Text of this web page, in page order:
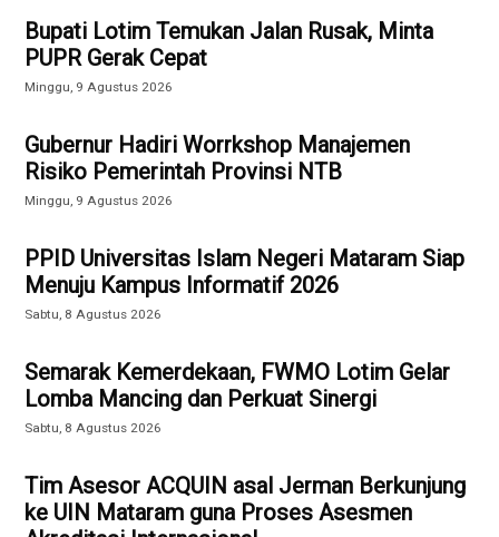
Bupati Lotim Temukan Jalan Rusak, Minta
PUPR Gerak Cepat
Minggu, 9 Agustus 2026
Gubernur Hadiri Worrkshop Manajemen
Risiko Pemerintah Provinsi NTB
Minggu, 9 Agustus 2026
PPID Universitas Islam Negeri Mataram Siap
Menuju Kampus Informatif 2026
Sabtu, 8 Agustus 2026
Semarak Kemerdekaan, FWMO Lotim Gelar
Lomba Mancing dan Perkuat Sinergi
Sabtu, 8 Agustus 2026
Tim Asesor ACQUIN asal Jerman Berkunjung
ke UIN Mataram guna Proses Asesmen